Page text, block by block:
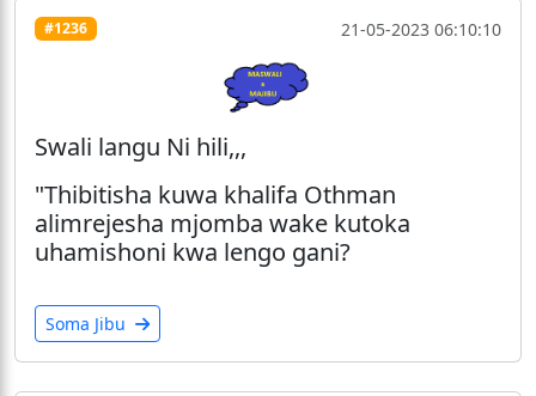
#1236 21-05-2023 06:10:10
Swali langu Ni hili,,,
"Thibitisha kuwa khalifa Othman
alimrejesha mjomba wake kutoka
uhamishoni kwa lengo gani?
Soma Jibu